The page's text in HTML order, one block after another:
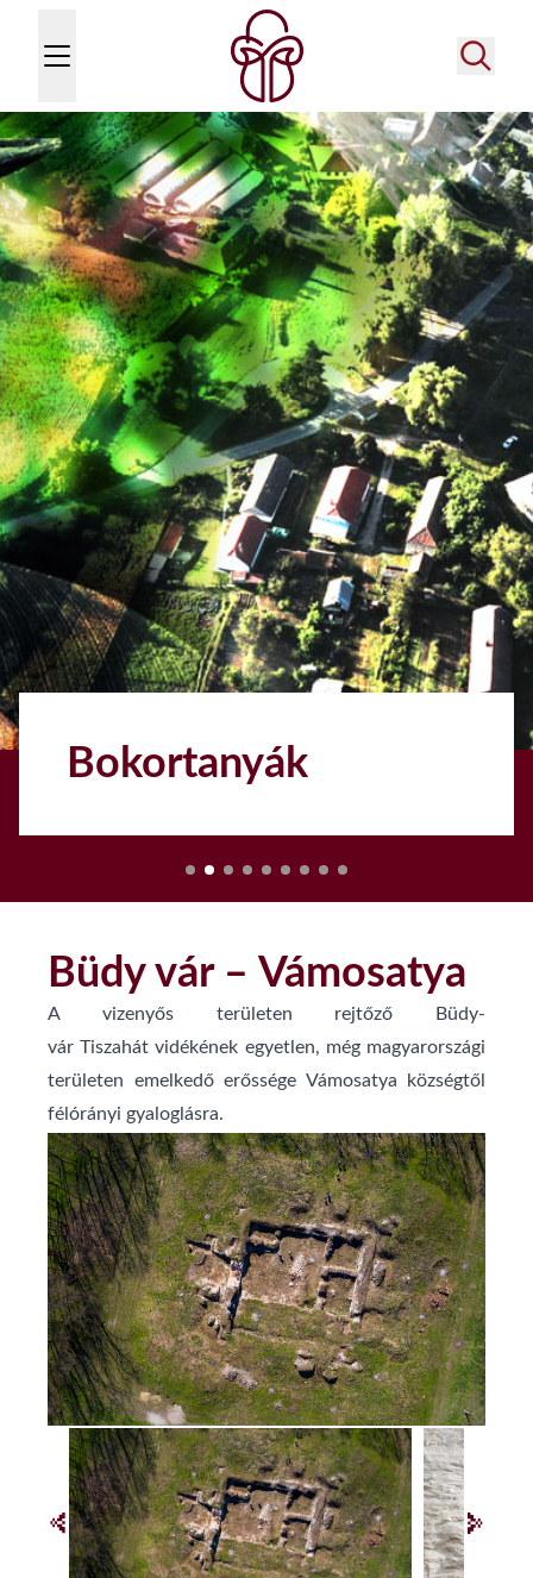
Szatmári szilvalekvár
Büdy vár – Vámosatya
A vizenyős területen rejtőző Büdy-
várTiszahát vidékének egyetlen, még magyarországi
területen emelkedő erőssége Vámosatya községtől
félórányi gyaloglásra.